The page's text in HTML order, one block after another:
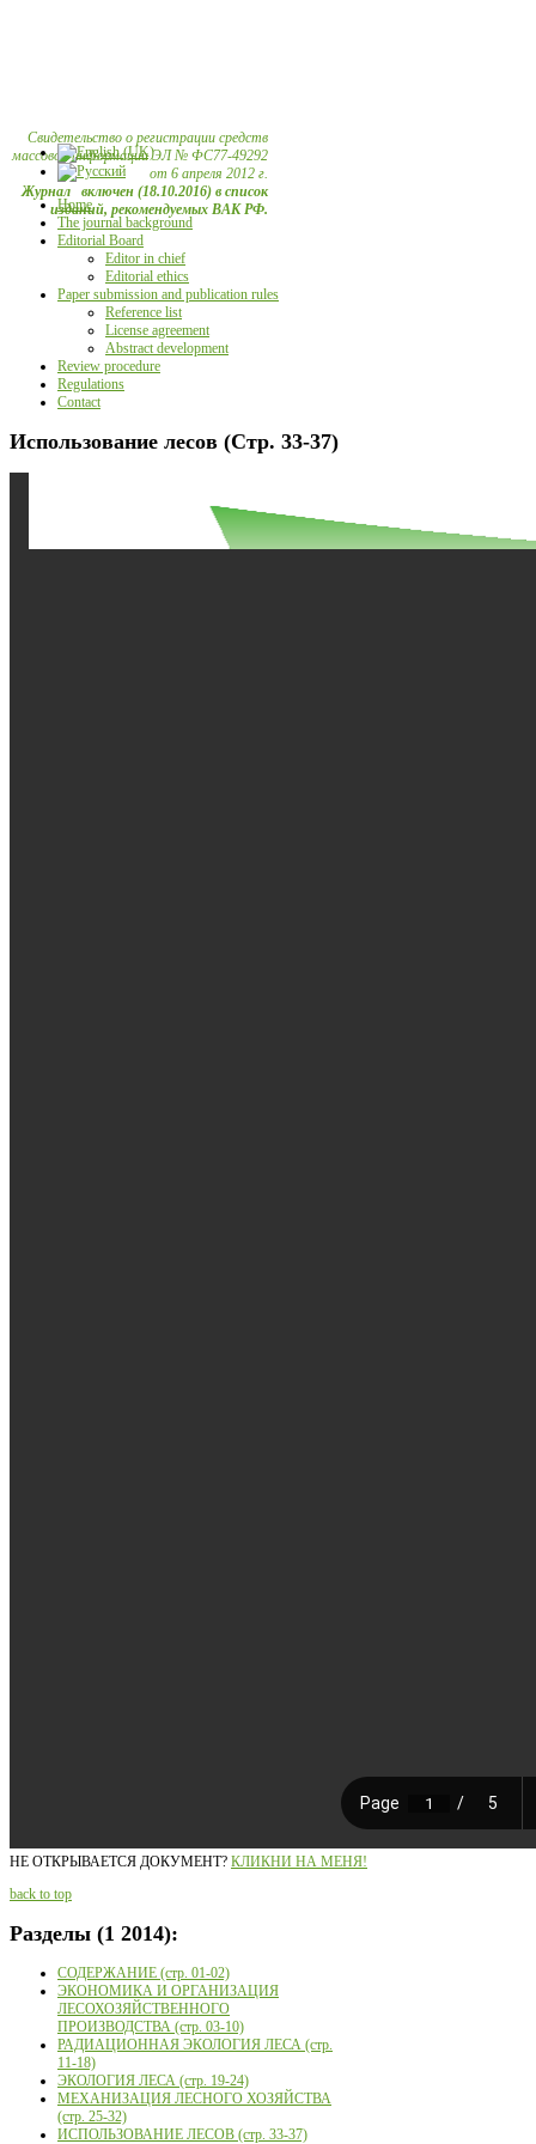
Свидетельство о регистрации средств
массовой информации ЭЛ № ФС77-49292
от 6 апреля 2012 г.
Журнал включен (18.10.2016) в список
изданий, рекомендуемых ВАК РФ.
Home
The journal background
Editorial Board
Editor in chief
Editorial ethics
Paper submission and publication rules
Reference list
License agreement
Abstract development
Review procedure
Regulations
Contact
Использование лесов (Стр. 33-37)
НЕ ОТКРЫВАЕТСЯ ДОКУМЕНТ? КЛИКНИ НА МЕНЯ!
back to top
Разделы (1 2014):
СОДЕРЖАНИЕ (стр. 01-02)
ЭКОНОМИКА И ОРГАНИЗАЦИЯ
ЛЕСОХОЗЯЙСТВЕННОГО
ПРОИЗВОДСТВА (стр. 03-10)
РАДИАЦИОННАЯ ЭКОЛОГИЯ ЛЕСА (стр.
11-18)
ЭКОЛОГИЯ ЛЕСА (стр. 19-24)
МЕХАНИЗАЦИЯ ЛЕСНОГО ХОЗЯЙСТВА
(стр. 25-32)
ИСПОЛЬЗОВАНИЕ ЛЕСОВ (стр. 33-37)